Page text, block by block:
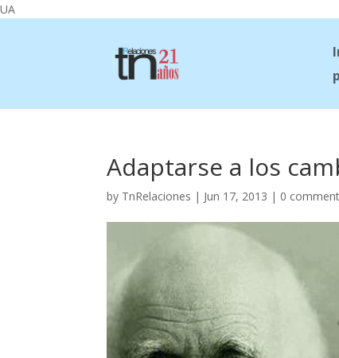
UA
Adaptarse a los
by TnRelaciones | Jun 17, 2013 | 0